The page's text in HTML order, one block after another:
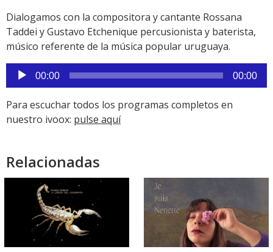
Dialogamos con la compositora y cantante Rossana
Taddei y Gustavo Etchenique percusionista y baterista,
músico referente de la música popular uruguaya.
Reproductor
de
audio
00:00 00:00
Para escuchar todos los programas completos en
nuestro ivoox: pulse aquí
Relacionadas